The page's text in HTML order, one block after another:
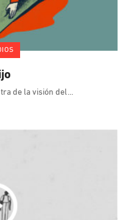
de la visión del